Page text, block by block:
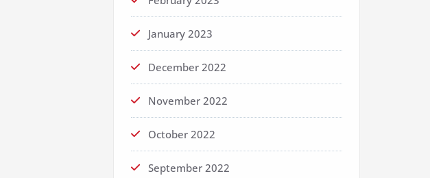
January 2023
December 2022
November 2022
October 2022
September 2022